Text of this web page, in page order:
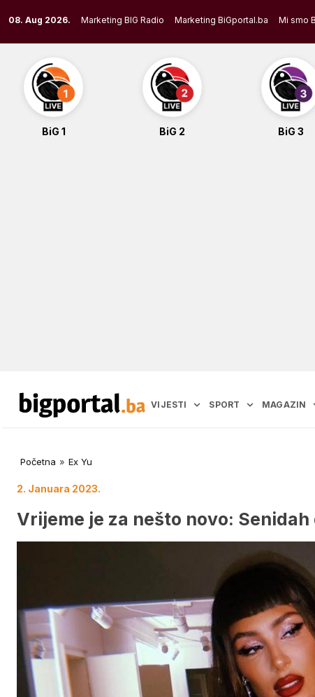
to
content
08. Aug 2026. Marketing BIG Radio Marketing BiGportal.ba Mi smo
BiG 1 BiG 2 BiG 3
VIJESTI SPORT MAGAZIN
Početna » Ex Yu
2. Januara 2023.
Vrijeme je za nešto novo: